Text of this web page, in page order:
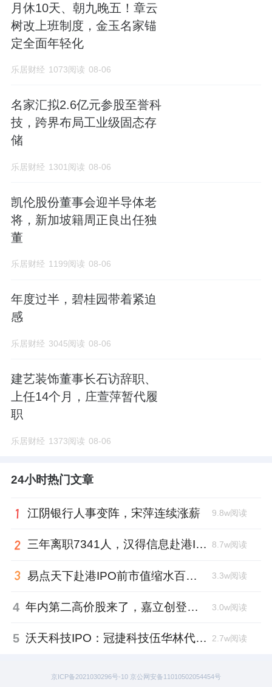
月休10天、朝九晚五！章云
树改上班制度，金玉名家锚
定全面年轻化
乐居财经 1073阅读 08-06
名家汇拟2.6亿元参股至誉科
技，跨界布局工业级固态存
储
乐居财经 1301阅读 08-06
凯伦股份董事会迎半导体老
将，新加坡籍周正良出任独
董
乐居财经 1199阅读 08-06
年度过半，碧桂园带着紧迫
感
乐居财经 3045阅读 08-06
建艺装饰董事长石访辞职、
上任14个月，庄萱萍暂代履
职
乐居财经 1373阅读 08-06
24小时热门文章
江阴银行人事变阵，宋萍连续涨薪 9.8w阅读
三年离职7341人，汉得信息赴港IPO前欠缴社保1.55亿元 8.7w阅读
易点天下赴港IPO前市值缩水百亿，邹小武和创业伙伴收割了10亿 3.3w阅读
4 年内第二高价股来了，嘉立创登陆深交所开盘涨超177%、总市值1300亿元 3.0w阅读
5 沃天科技IPO：冠捷科技伍华林代持入局，四名“60”后国企老兵借钱回购股权 2.7w阅读
京ICP备2021030296号-10 京公网安备11010502054454号